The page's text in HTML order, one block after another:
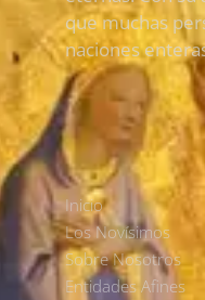
que muchas
naciones
Inicio
Los Novísimos
Sobre Nosotros
Entidades Afines